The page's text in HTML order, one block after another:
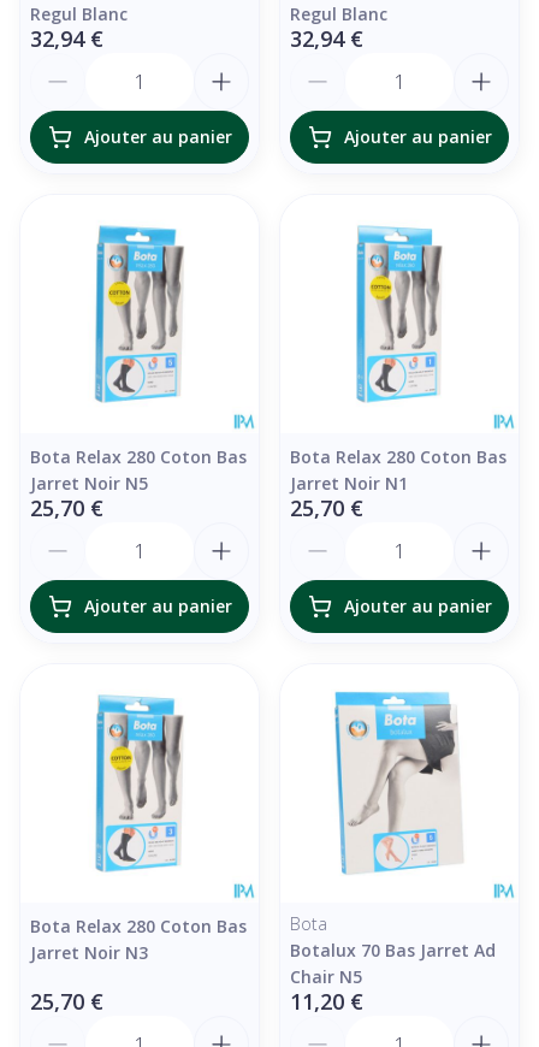
Regul Blanc
32,94 €
Ajouter au panier
Regul Blanc
32,94 €
Ajouter au panier
Bota Relax 280 Coton Bas
Jarret Noir N5
25,70 €
Ajouter au panier
Bota Relax 280 Coton Bas
Jarret Noir N1
25,70 €
Ajouter au panier
Bota Relax 280 Coton Bas
Jarret Noir N3
25,70 €
Bota
Botalux 70 Bas Jarret Ad
Chair N5
11,20 €